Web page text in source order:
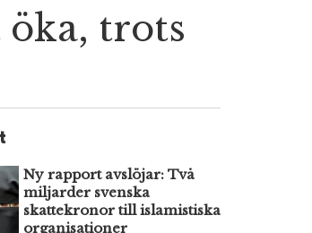
trots
Ny rapport avslöjar: Två
miljarder svenska
skattekronor till islamistiska
organisationer